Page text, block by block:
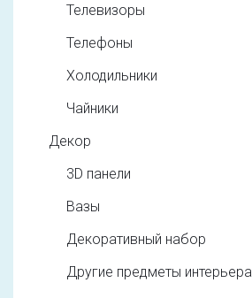
Телевизоры
Телефоны
Холодильники
Чайники
Декор
3D панели
Вазы
Декоративный набор
Другие предметы интерьера